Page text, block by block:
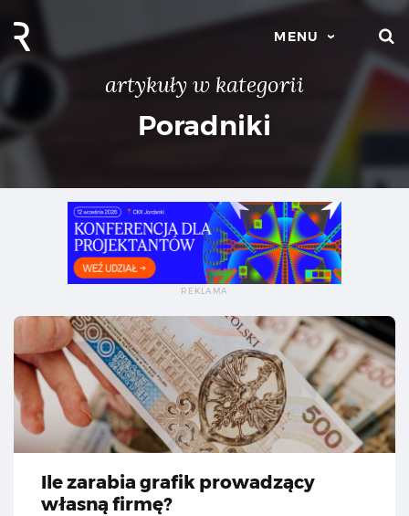
MENU
artykuły w kategorii
Poradniki
Ile zarabia grafik prowadzący
własną firmę?